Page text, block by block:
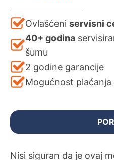
Ovlašćeni servisni
40+ godina
šumu
2 godine garancije
Mogućnost plaćanja
Nisi siguran da je ovaj